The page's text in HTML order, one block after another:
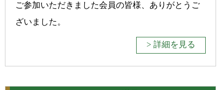
ご参加いただきました会員の皆様、ありがとうご
ざいました。
> 詳細を見る